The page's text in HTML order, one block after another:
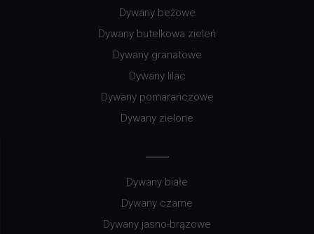
Dywany beżowe
Dywany butelkowa zieleń
Dywany granatowe
Dywany lilac
Dywany pomarańczowe
Dywany zielone
Dywany białe
Dywany czarne
Dywany jasno-brązowe